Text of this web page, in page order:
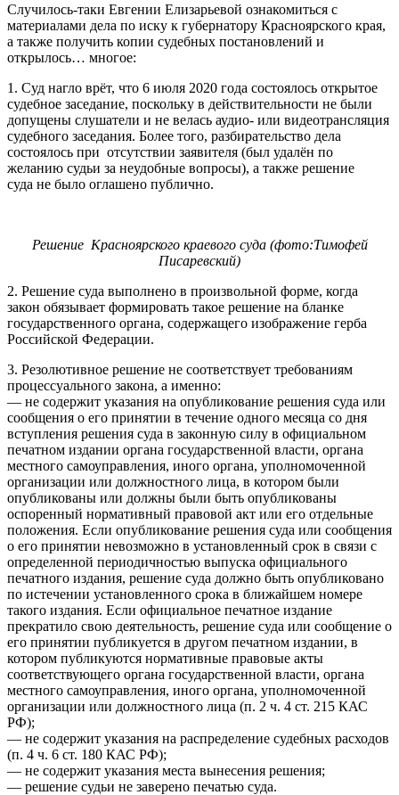
Случилось-таки Евгении Елизарьевой ознакомиться с
материалами дела по иску к губернатору Красноярского края,
а также получить копии судебных постановлений и
открылось… многое:
1. Суд нагло врёт, что 6 июля 2020 года состоялось открытое
судебное заседание, поскольку в действительности не были
допущены слушатели и не велась аудио- или видеотрансляция
судебного заседания. Более того, разбирательство дела
состоялось при отсутствии заявителя (был удалён по
желанию судьи за неудобные вопросы), а также решение
суда не было оглашено публично.
Решение Красноярского краевого суда (фото:Тимофей
Писаревский)
2. Решение суда выполнено в произвольной форме, когда
закон обязывает формировать такое решение на бланке
государственного органа, содержащего изображение герба
Российской Федерации.
3. Резолютивное решение не соответствует требованиям
процессуального закона, а именно:
— не содержит указания на опубликование решения суда или
сообщения о его принятии в течение одного месяца со дня
вступления решения суда в законную силу в официальном
печатном издании органа государственной власти, органа
местного самоуправления, иного органа, уполномоченной
организации или должностного лица, в котором были
опубликованы или должны были быть опубликованы
оспоренный нормативный правовой акт или его отдельные
положения. Если опубликование решения суда или сообщения
о его принятии невозможно в установленный срок в связи с
определенной периодичностью выпуска официального
печатного издания, решение суда должно быть опубликовано
по истечении установленного срока в ближайшем номере
такого издания. Если официальное печатное издание
прекратило свою деятельность, решение суда или сообщение о
его принятии публикуется в другом печатном издании, в
котором публикуются нормативные правовые акты
соответствующего органа государственной власти, органа
местного самоуправления, иного органа, уполномоченной
организации или должностного лица (п. 2 ч. 4 ст. 215 КАС
РФ);
— не содержит указания на распределение судебных расходов
(п. 4 ч. 6 ст. 180 КАС РФ);
— не содержит указания места вынесения решения;
— решение судьи не заверено печатью суда.